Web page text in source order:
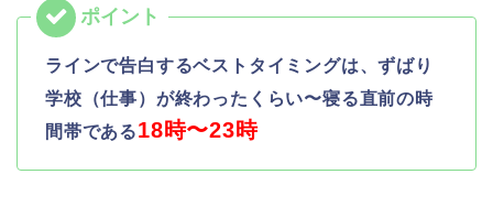
ラインで告白するベストタイミングは、ずばり
学校（仕事）が終わったくらい〜寝る直前の時
間帯である18時〜23時